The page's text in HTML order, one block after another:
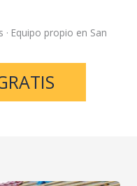
· Equipo propio en San